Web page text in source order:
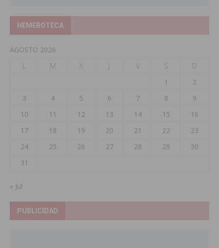
HEMEROTECA
AGOSTO 2026
L
M X J V S
D
1
2
3
4 5 6 7 8
9
10
11 12 13 14 15
16
17
18 19 20 21 22
23
24
25 26 27 28 29
30
31
« Jul
PUBLICIDAD